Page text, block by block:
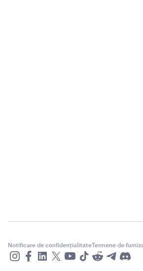
Notificare de confidențialitateTermene de